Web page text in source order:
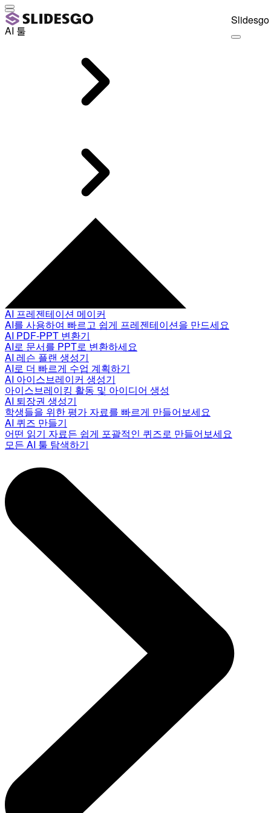
AI 툴
AI 프레젠테이션 메이커
AI를 사용하여 빠르고 쉽게 프레젠테이션을 만드세요
AI PDF-PPT 변환기
AI로 문서를 PPT로 변환하세요
AI 레슨 플랜 생성기
AI로 더 빠르게 수업 계획하기
AI 아이스브레이커 생성기
아이스브레이킹 활동 및 아이디어 생성
AI 퇴장권 생성기
학생들을 위한 평가 자료를 빠르게 만들어보세요
AI 퀴즈 만들기
어떤 읽기 자료든 쉽게 포괄적인 퀴즈로 만들어보세요
모든 AI 툴 탐색하기